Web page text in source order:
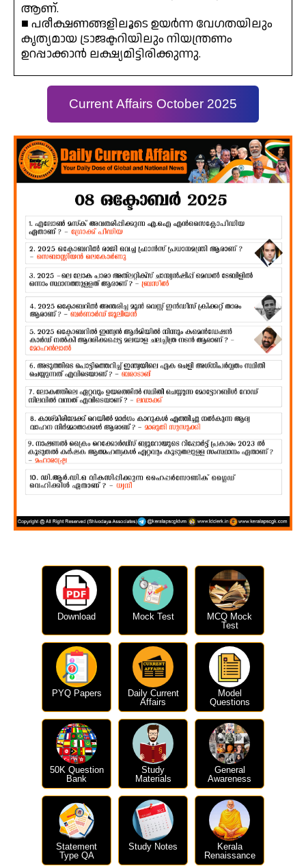
ആണ്.
■ പരീക്ഷണങ്ങളിലൂടെ ഉയർന്ന വേഗതയിലും
കൃത്യമായ ട്രാജക്ടറിയിലും നിയന്ത്രണം
ഉറപ്പാക്കാൻ ലക്ഷ്യമിട്ടിരിക്കുന്നു.
Current Affairs October 2025
Download Mock Test
MCQ Mock
Test
PYQ Papers
Daily Current
Affairs
Model
Questions
50K Question
Bank
Study
Materials
General
Awareness
Statement
Type QA
Study Notes
Kerala
Renaissance